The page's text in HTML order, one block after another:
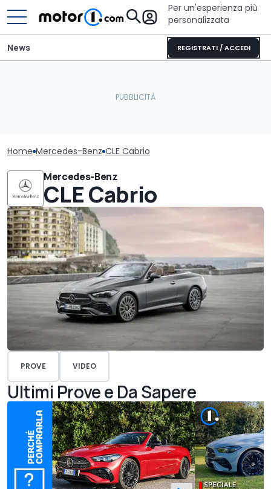
Per un'esperienza più
personalizzata
REGISTRATI / ACCEDI
News
Home Mercedes-Benz CLE Cabrio
Mercedes-Benz
CLE Cabrio
PROVE VIDEO
Ultimi Prove e Da Sapere